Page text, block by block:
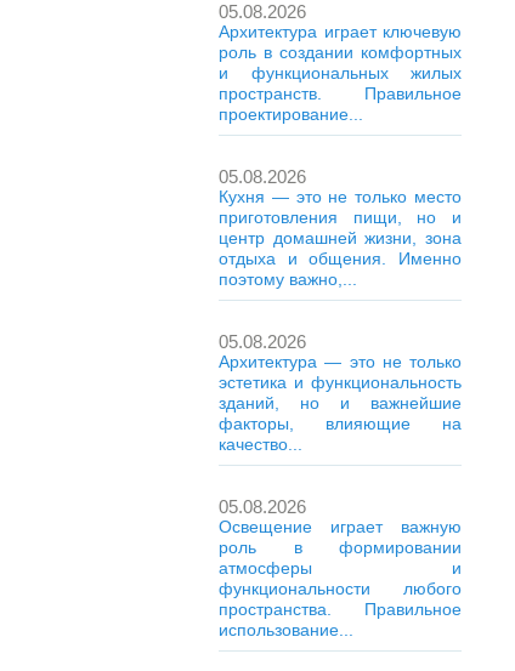
05.08.2026
Архитектура играет ключевую
роль в создании комфортных
и функциональных жилых
пространств. Правильное
проектирование...
05.08.2026
Кухня — это не только место
приготовления пищи, но и
центр домашней жизни, зона
отдыха и общения. Именно
поэтому важно,...
05.08.2026
Архитектура — это не только
эстетика и функциональность
зданий, но и важнейшие
факторы, влияющие на
качество...
05.08.2026
Освещение играет важную
роль в формировании
атмосферы и
функциональности любого
пространства. Правильное
использование...